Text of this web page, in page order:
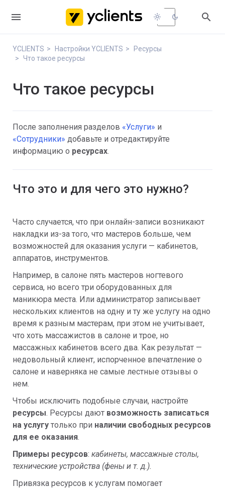
 light_mode dark_mode 
YCLIENTS Настройки YCLIENTS
Ресурсы
Что такое ресурсы
Что такое ресурсы
После заполнения разделов «Услуги» и
«Сотрудники» добавьте и отредактируйте
информацию о ресурсах.
Что это и для чего это нужно?
Часто случается, что при онлайн-записи возникают
накладки из-за того, что мастеров больше, чем
возможностей для оказания услуги — кабинетов,
аппаратов, инструментов.
Например, в салоне пять мастеров ногтевого
сервиса, но всего три оборудованных для
маникюра места. Или администратор записывает
нескольких клиентов на одну и ту же услугу на одно
время к разным мастерам, при этом не учитывает,
что хоть массажистов в салоне и трое, но
массажных кабинетов всего два. Как результат —
недовольный клиент, испорченное впечатление о
салоне и наверняка не самые лестные отзывы о
нем.
Чтобы исключить подобные случаи, настройте
ресурсы. Ресурсы дают возможность записаться
на услугу только при наличии свободных ресурсов
для ее оказания.
Примеры ресурсов: кабинеты, массажные столы,
технические устройства (фены и т. д.).
Привязка ресурсов к услугам помогает